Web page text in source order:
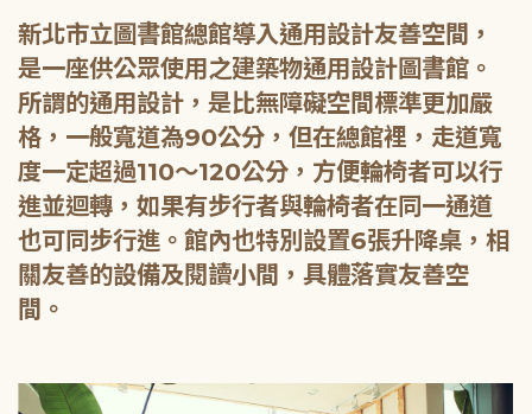
新北市立圖書館總館導入通用設計友善空間，
是一座供公眾使用之建築物通用設計圖書館。
所謂的通用設計，是比無障礙空間標準更加嚴
格，一般寬道為90公分，但在總館裡，走道寬
度一定超過110～120公分，方便輪椅者可以行
進並迴轉，如果有步行者與輪椅者在同一通道
也可同步行進。館內也特別設置6張升降桌，相
關友善的設備及閱讀小間，具體落實友善空
間。